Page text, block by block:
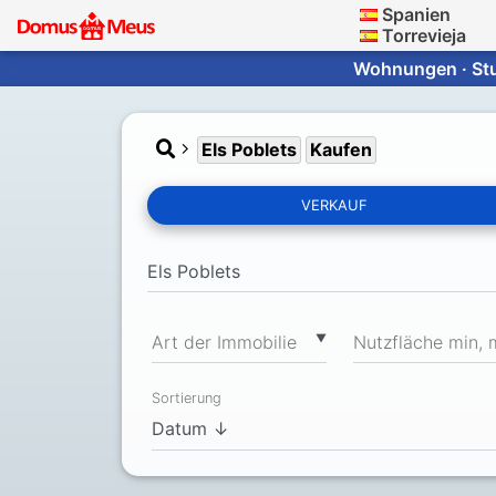
Spanien
Torrevieja
Wohnungen ·
Els Poblets Kaufen
VERKAUF
▼
Art der Immobilie Nutzfläche min,
Sortierung